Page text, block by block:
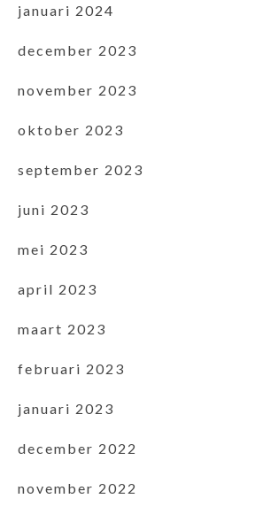
januari 2024
december 2023
november 2023
oktober 2023
september 2023
juni 2023
mei 2023
april 2023
maart 2023
februari 2023
januari 2023
december 2022
november 2022